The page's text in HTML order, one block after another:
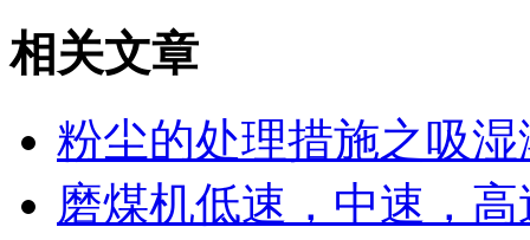
相关文章
粉尘的处理措施之吸
磨煤机低速，中速，